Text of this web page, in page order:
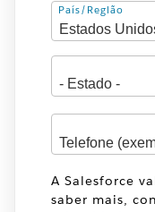
Endereço
País/Região
A Salesforce
saber mais,